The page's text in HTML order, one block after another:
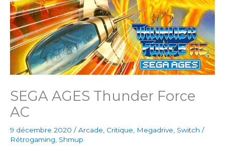
SEGA AGES Thunder Force
AC
9 décembre 2020 / Arcade Critique Megadrive Switch /
Rétrogaming Shmup